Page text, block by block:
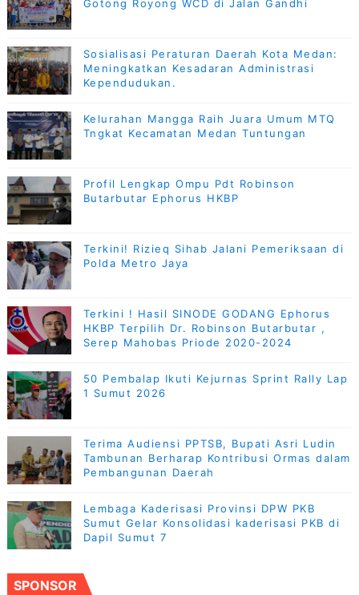
Gotong Royong WCD di Jalan Gandhi
Sosialisasi Peraturan Daerah Kota Medan:
Meningkatkan Kesadaran Administrasi
Kependudukan.
Kelurahan Mangga Raih Juara Umum MTQ
Tngkat Kecamatan Medan Tuntungan
Profil Lengkap Ompu Pdt Robinson
Butarbutar Ephorus HKBP
Terkini! Rizieq Sihab Jalani Pemeriksaan di
Polda Metro Jaya
Terkini ! Hasil SINODE GODANG Ephorus
HKBP Terpilih Dr. Robinson Butarbutar ,
Serep Mahobas Priode 2020-2024
50 Pembalap Ikuti Kejurnas Sprint Rally Lap
1 Sumut 2026
Terima Audiensi PPTSB, Bupati Asri Ludin
Tambunan Berharap Kontribusi Ormas dalam
Pembangunan Daerah
Lembaga Kaderisasi Provinsi DPW PKB
Sumut Gelar Konsolidasi kaderisasi PKB di
Dapil Sumut 7
SPONSOR